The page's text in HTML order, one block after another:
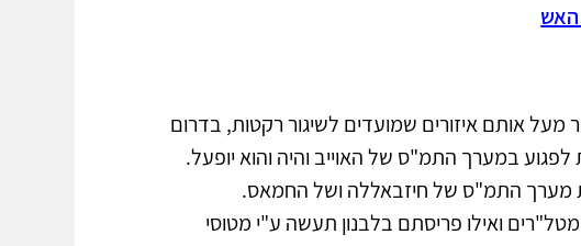
האש
מעל אותם איזורים שמועדים לשיגור רקטות, בדרום
לפגוע במערך התמ"ס של האוייב והיה והוא יופעל.
התמ"ס של חיזבאללה ושל החמאס.
ואילו פריסתם בלבנון תעשה ע"י מטוסי